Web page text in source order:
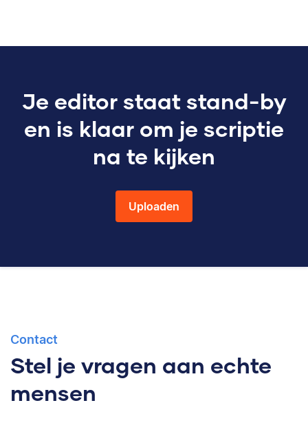
Je editor staat stand-by
en is klaar om je scriptie
na te kijken
Uploaden
Contact
Stel je vragen aan echte
mensen